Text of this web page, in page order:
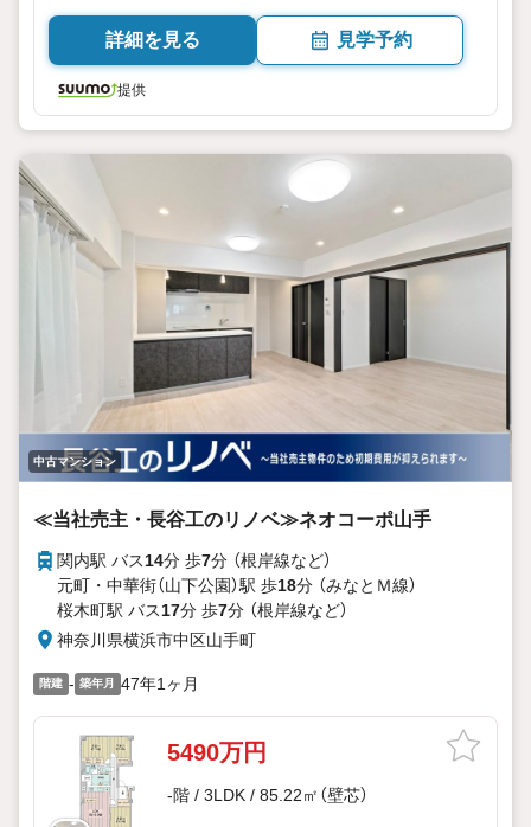
詳細を見る 見学予約
提供
中古マンション
≪当社売主・長谷工のリノベ≫ネオコーポ山手
関内駅 バス14分 歩7分 （根岸線など）
元町・中華街（山下公園）駅 歩18分 （みなとＭ線）
桜木町駅 バス17分 歩7分 （根岸線など）
神奈川県横浜市中区山手町
階建 - 築年月 47年1ヶ月
5490万円
-階 / 3LDK / 85.22㎡（壁芯）